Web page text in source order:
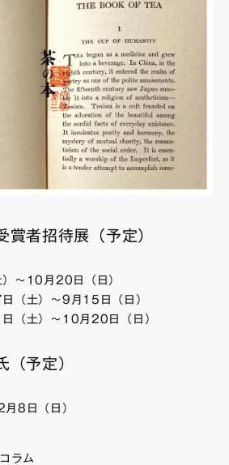
賞者招待展（予定）
〜10月20日（日）
（土）〜9月15日（日）
（土）〜10月20日（日）
（予定）
8日（日）
コラム